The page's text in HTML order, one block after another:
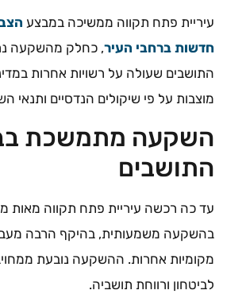
עיריית פתח תקווה ממשיכה במבצע
חדשות ברחבי העיר, כחלק מהשקעה
התושבים שעולה על רשויות אחרות
מוצבות על פי שיקולים הנדסיים ותנאי
השקעה מתמשכת
התושבים
עד כה רכשה עיריית פתח תקווה מאות
בהשקעה משמעותית, בהיקף הרבה
מקומיות אחרות. ההשקעה נובעת
לביטחון ורווחת תושביה.